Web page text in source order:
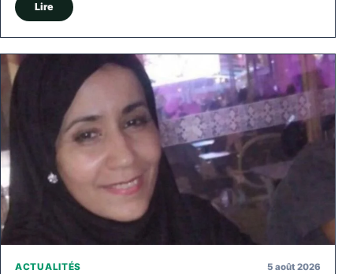
Lire
ACTUALITÉS 5 août 2026